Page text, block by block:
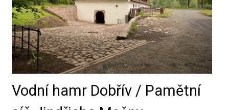
Vodní hamr Dobřív / Pamětní